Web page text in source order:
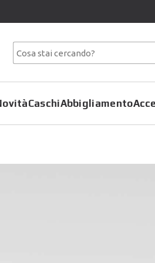
CaschiAbbigliamento